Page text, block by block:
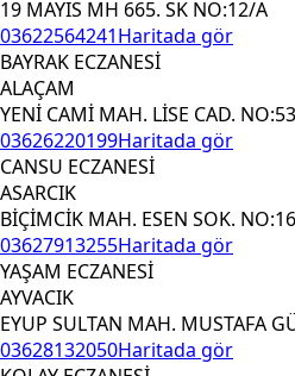
19 MAYIS MH 665. SK NO:12/A
03622564241Haritada gör
BAYRAK ECZANESİ
ALAÇAM
YENİ CAMİ MAH. LİSE CAD.
03626220199Haritada gör
CANSU ECZANESİ
ASARCIK
BİÇİMCİK MAH. ESEN SOK. NO:16
03627913255Haritada gör
YAŞAM ECZANESİ
AYVACIK
EYUP SULTAN MAH. MUSTAFA
03628132050Haritada gör